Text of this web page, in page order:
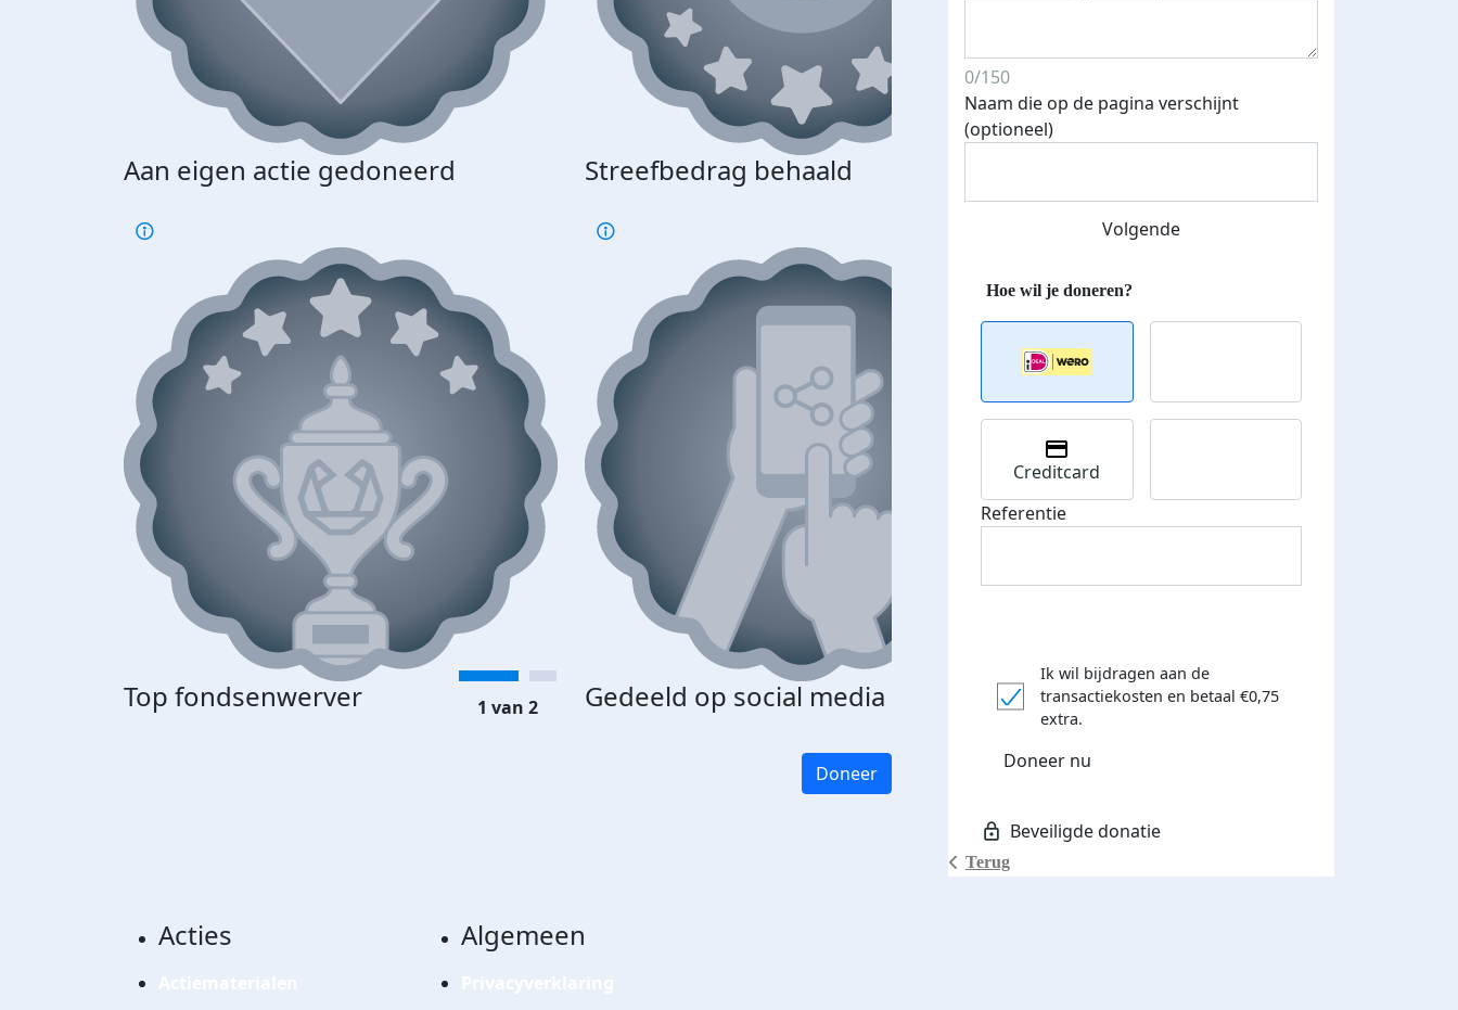
Aan eigen actie gedoneerd Streefbedrag behaald
Top fondsenwerver Gedeeld op social media Donateurs bedankt
1 van 2
Doneer
0/150
Naam die op de pagina verschijnt
(optioneel)
Volgende
Terug
Creditcard
Referentie
Ik wil bijdragen aan de
transactiekosten en betaal €0,75
extra.
Doneer nu
Acties Algemeen